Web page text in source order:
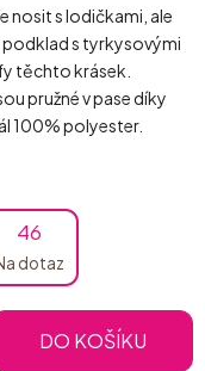
nosit s lodičkami, ale
podklad s tyrkysovými
těchto krásek.
pružné v pase díky
100% polyester.
46
dotaz
DO KOŠÍKU